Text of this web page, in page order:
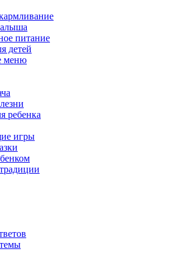
питание
детей
меню
ребенка
игры